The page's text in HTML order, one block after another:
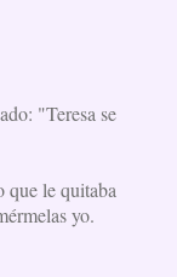
"Teresa se
que le quitaba
yo.